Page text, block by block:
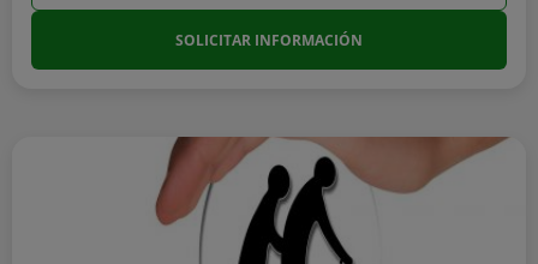
SOLICITAR INFORMACIÓN